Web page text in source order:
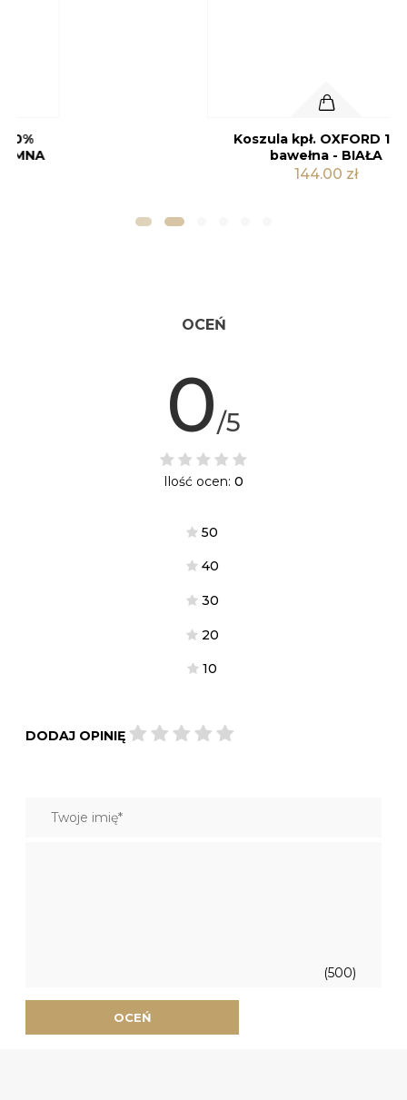
Koszula kpł. OXFORD 100%
OCEŃ
0/5
Ilość ocen: 0
50
40
30
20
10
DODAJ OPINIĘ
(500)
OCEŃ